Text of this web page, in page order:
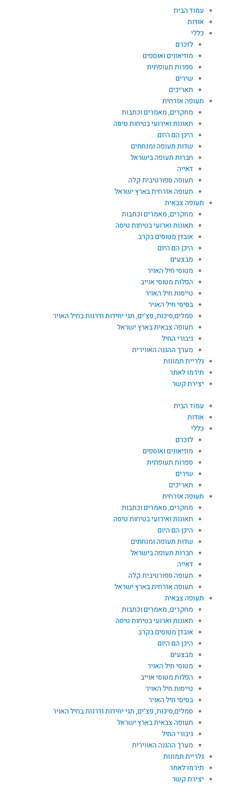
עמוד הבית
אודות
כללי
לזכרם
מוזיאונים ואוספים
ספרות תעופתית
שירים
תאריכים
תעופה אזרחית
מחקרים, מאמרים וכתבות
תאונות ואירועי בטיחות טיסה
היכן הם היום
שדות תעופה ומנחתים
חברות תעופה בישראל
דאייה
תעופה ספורטיבית קלה
תעופה אזרחית בארץ ישראל
תעופה צבאית
מחקרים, מאמרים וכתבות
תאונות וארועי בטיחות טיסה
אובדן מטוסים בקרב
היכן הם היום
מבצעים
מטוסי חיל האויר
הפלות מטוסי אוייב
טייסות חיל האויר
בסיסי חיל האויר
סמלים,סיכות, פצ'ים, תגי יחידות ודרגות בחיל האויר
תעופה צבאית בארץ ישראל
גיבורי החיל
מערך ההגנה האווירית
גלריית תמונות
תירמו לאתר
יצירת קשר
עמוד הבית
אודות
כללי
לזכרם
מוזיאונים ואוספים
ספרות תעופתית
שירים
תאריכים
תעופה אזרחית
מחקרים, מאמרים וכתבות
תאונות ואירועי בטיחות טיסה
היכן הם היום
שדות תעופה ומנחתים
חברות תעופה בישראל
דאייה
תעופה ספורטיבית קלה
תעופה אזרחית בארץ ישראל
תעופה צבאית
מחקרים, מאמרים וכתבות
תאונות וארועי בטיחות טיסה
אובדן מטוסים בקרב
היכן הם היום
מבצעים
מטוסי חיל האויר
הפלות מטוסי אוייב
טייסות חיל האויר
בסיסי חיל האויר
סמלים,סיכות, פצ'ים, תגי יחידות ודרגות בחיל האויר
תעופה צבאית בארץ ישראל
גיבורי החיל
מערך ההגנה האווירית
גלריית תמונות
תירמו לאתר
יצירת קשר